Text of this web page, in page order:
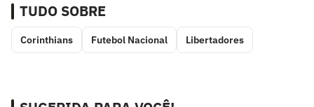
TUDO SOBRE
Corinthians Futebol Nacional Libertadores